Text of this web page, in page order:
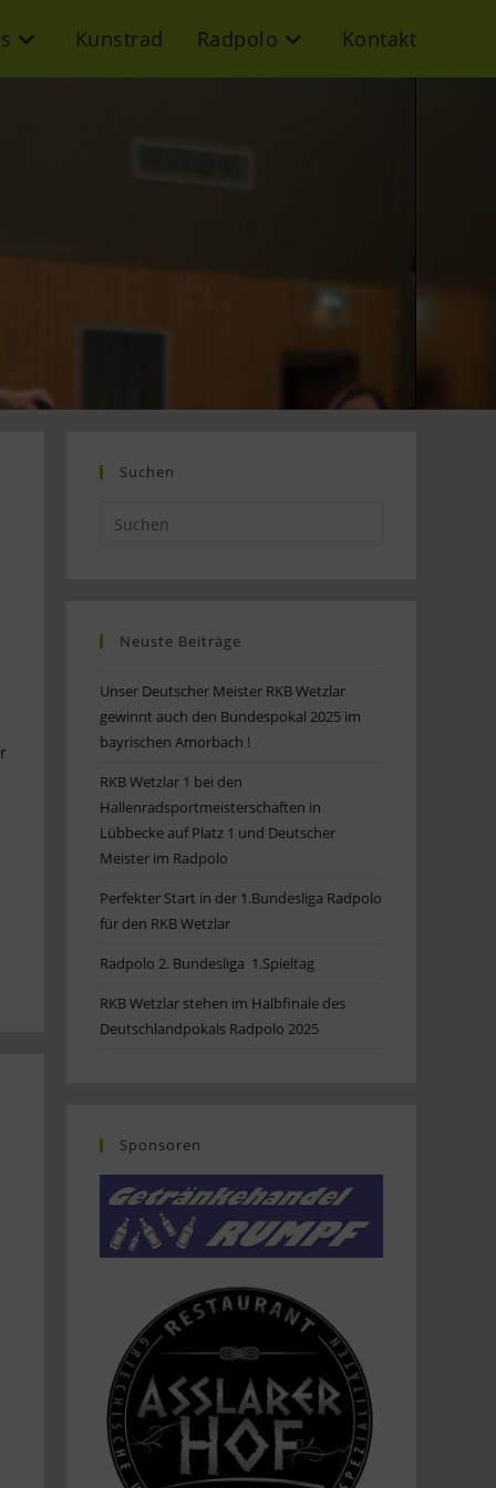
Kunstrad Radpolo Kontakt
Suchen
Neuste Beiträge
Unser Deutscher Meister RKB Wetzlar
gewinnt auch den Bundespokal 2025 im
bayrischen Amorbach !
RKB Wetzlar 1 bei den
Hallenradsportmeisterschaften in
Lübbecke auf Platz 1 und Deutscher
Meister im Radpolo
Perfekter Start in der 1.Bundesliga Radpolo
für den RKB Wetzlar
Radpolo 2. Bundesliga 1.Spieltag
RKB Wetzlar stehen im Halbfinale des
Deutschlandpokals Radpolo 2025
Sponsoren